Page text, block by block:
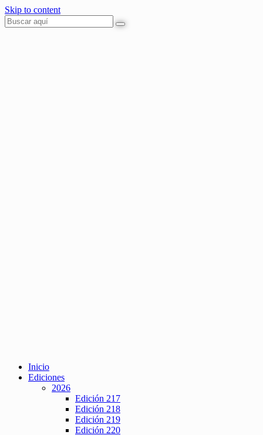
Skip to content
Inicio
Ediciones
2026
Edición 217
Edición 218
Edición 219
Edición 220